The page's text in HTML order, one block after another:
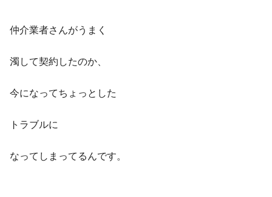
仲介業者さんがうまく
濁して契約したのか、
今になってちょっとした
トラブルに
なってしまってるんです。